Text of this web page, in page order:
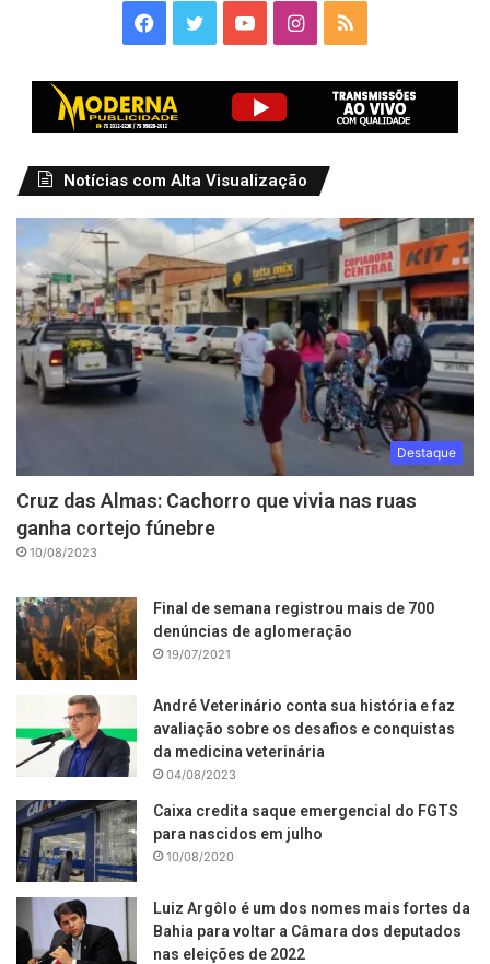
Facebook
TwitterYouTubeInstagram
RSS
Notícias com Alta Visualização
Destaque
Cruz das Almas: Cachorro que vivia nas ruas
ganha cortejo fúnebre
10/08/2023
Final de semana registrou mais de 700
denúncias de aglomeração
19/07/2021
André Veterinário conta sua história e faz
avaliação sobre os desafios e conquistas
da medicina veterinária
04/08/2023
Caixa credita saque emergencial do FGTS
para nascidos em julho
10/08/2020
Luiz Argôlo é um dos nomes mais fortes da
Bahia para voltar a Câmara dos deputados
nas eleições de 2022